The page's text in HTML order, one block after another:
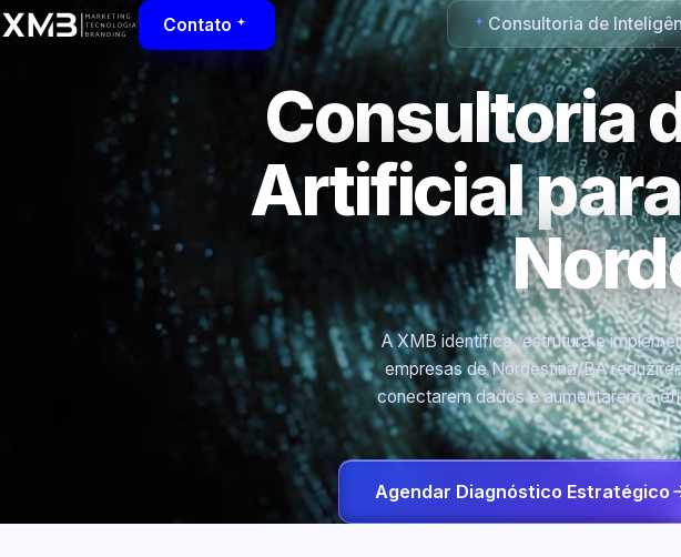
Contato Consultoria de
Consultoria
Artificial
A XMB identifica, estrutura e
empresas de Nordestina/BA
conectarem dados e aumentarem a
Agendar Diagnóstico Estratégico